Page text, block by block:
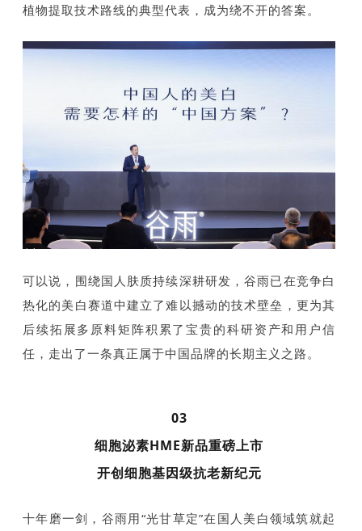
植物提取技术路线的典型代表，成为绕不开的答案。
可以说，围绕国人肤质持续深耕研发，谷雨已在竞争白
热化的美白赛道中建立了难以撼动的技术壁垒，更为其
后续拓展多原料矩阵积累了宝贵的科研资产和用户信
任，走出了一条真正属于中国品牌的长期主义之路。
03
细胞泌素HME新品重磅上市
开创细胞基因级抗老新纪元
十年磨一剑，谷雨用“光甘草定”在国人美白领域筑就起